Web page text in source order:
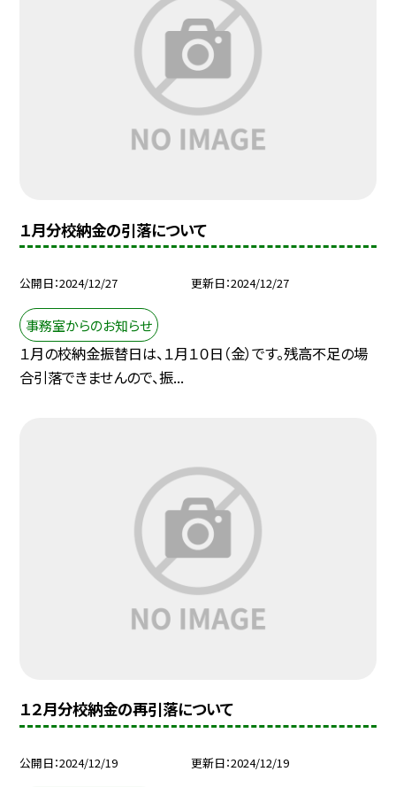
１月分校納金の引落について
公開日 2024/12/27 更新日 2024/12/27
事務室からのお知らせ
１月の校納金振替日は、１月１０日（金）です。残高不足の場
合引落できませんので、振...
１２月分校納金の再引落について
公開日 2024/12/19 更新日 2024/12/19